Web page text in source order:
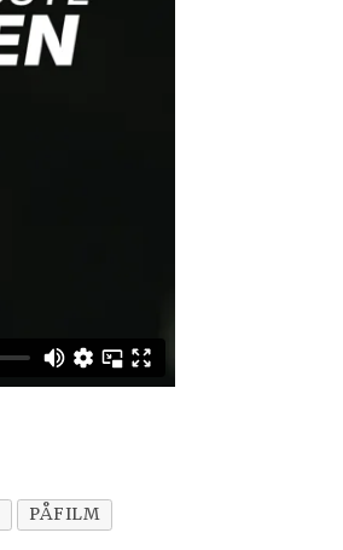
PÅFILM